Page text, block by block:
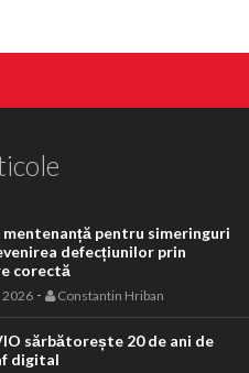
mentenanță pentru simeringuri
defecțiunilor prin
corectă
2026 - Constantin Hriban
sărbătorește 20 de ani de
digital